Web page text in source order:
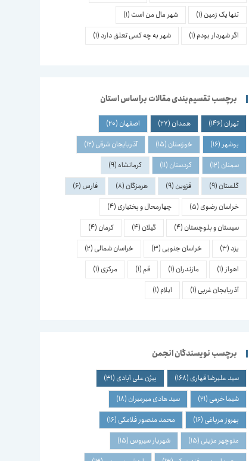
تنها یک زمین (1) شهر مال من است (1)
اگر شهردار بودم (1) شهر به چه کسی تعلق دارد(1)
برچسب تقسیم‌بندی مقالات براساس استان
تهران (146) همدان (27) اصفهان (20)
بوشهر (16) خوزستان (15) آذربایجان شرقی (12)
سمنان (12) کردستان (11) کرمانشاه (9)
گلستان (9) قزوین (9) هرمزگان (8) فارس (6)
خراسان رضوی (5) چهارمحال و بختیاری (4)
سیستان و بلوچستان (4) گیلان (4) کرمان (4)
یزد(3) خراسان جنوبی (3) خراسان شمالی (2)
اهواز (1) مازندران (1) قم (1) مرکزی (1)
آذربایجان غربی (1) ایلام (1)
برچسب نویسندگان انجمن
سید علیرضا قهاری (168) بیژن علی آبادی (31)
شیما خرمی (21) سید هادی میرمیران (18)
بهروز مرباغی (16) محمد منصور فلامکی (16)
منوچهر مزینی (15) شهریار سیروس (15)